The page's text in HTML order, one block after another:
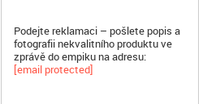
Podejte reklamaci – pošlete popis a
fotografii nekvalitního produktu ve
zprávě do empiku na adresu:
[email protected]